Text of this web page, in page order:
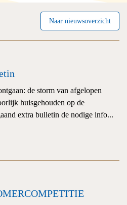
Naar nieuwsoverzicht
de storm van afgelopen
huisgehouden op de
extra bulletin de nodige info...